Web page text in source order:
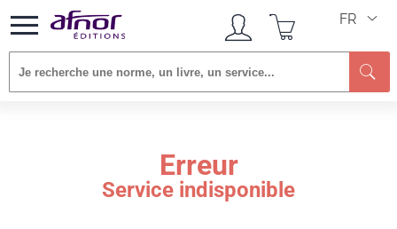
FR
Erreur
Service indisponible